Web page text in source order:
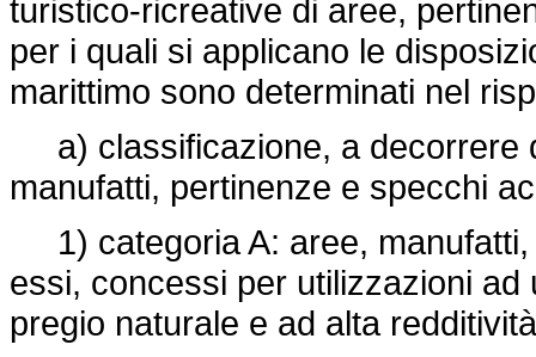
turistico-ricreative di aree,
per i quali si applicano le
marittimo sono determinati nel
a) classificazione, a decorrere
manufatti, pertinenze e specchi
1) categoria A: aree, manufatti,
essi, concessi per utilizzazioni
pregio naturale e ad alta